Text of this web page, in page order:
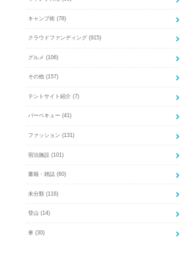
キャンプ術 (78)
クラウドファンディング (915)
グルメ (106)
その他 (157)
テントサイト紹介 (7)
バーベキュー (41)
ファッション (131)
宿泊施設 (101)
書籍・雑誌 (60)
未分類 (116)
登山 (14)
車 (30)